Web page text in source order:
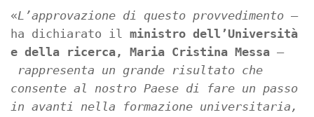
«L’approvazione di questo provvedimento –
ha dichiarato il ministro dell’Università
e della ricerca, Maria Cristina Messa –
rappresenta un grande risultato che
consente al nostro Paese di fare un passo
in avanti nella formazione universitaria,